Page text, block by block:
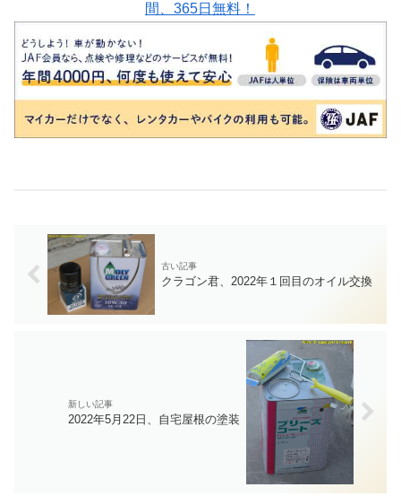
間、365日無料！
クラゴン君、2022年１回目のオイル交換
2022年5月22日、自宅屋根の塗装